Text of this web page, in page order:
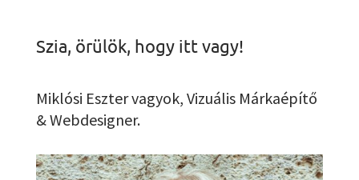
Szia, örülök, hogy itt vagy!
Miklósi Eszter vagyok, Vizuális Márkaépítő
& Webdesigner.